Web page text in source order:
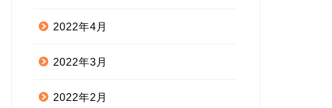
2022年4月
2022年3月
2022年2月